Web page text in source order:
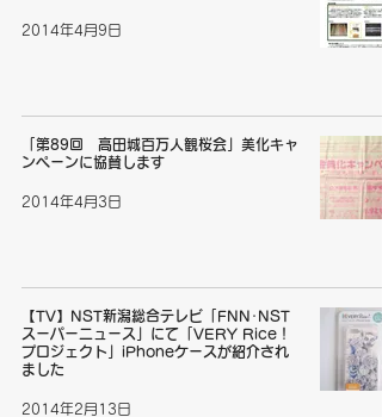
2014年4月9日
「第89回 高田城百万人観桜会」美化キャ
ンペーンに協賛します
2014年4月3日
【TV】NST新潟総合テレビ「FNN･NST
スーパーニュース」にて「VERY Rice！
プロジェクト」iPhoneケースが紹介され
ました
2014年2月13日